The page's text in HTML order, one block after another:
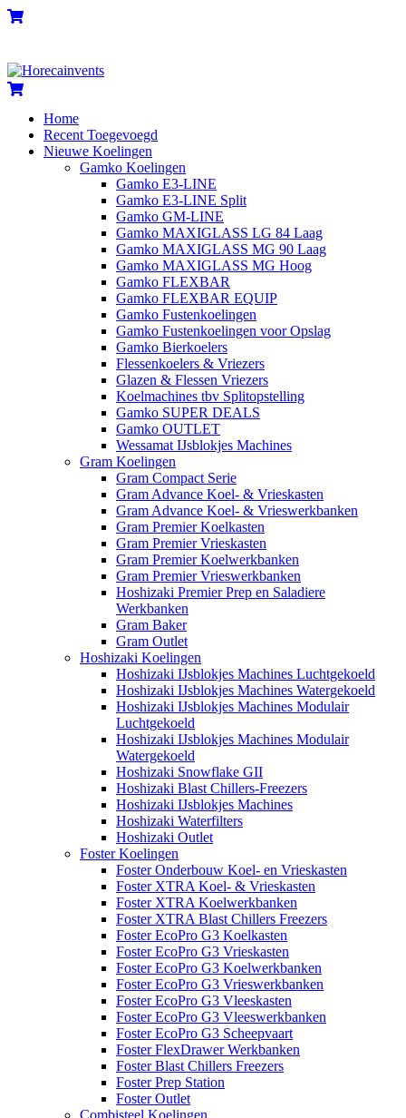
Skip
MenuCart
Cart
Home
Recent Toegevoegd
Nieuwe Koelingen
Gamko Koelingen
Gamko E3-LINE
Gamko E3-LINE Split
Gamko GM-LINE
Gamko MAXIGLASS LG 84 Laag
Gamko MAXIGLASS MG 90 Laag
Gamko MAXIGLASS MG Hoog
Gamko FLEXBAR
Gamko FLEXBAR EQUIP
Gamko Fustenkoelingen
Gamko Fustenkoelingen voor Opslag
Gamko Bierkoelers
Flessenkoelers & Vriezers
Glazen & Flessen Vriezers
Koelmachines tbv Splitopstelling
Gamko SUPER DEALS
Gamko OUTLET
Wessamat IJsblokjes Machines
Gram Koelingen
Gram Compact Serie
Gram Advance Koel- & Vrieskasten
Gram Advance Koel- & Vrieswerkbanken
Gram Premier Koelkasten
Gram Premier Vrieskasten
Gram Premier Koelwerkbanken
Gram Premier Vrieswerkbanken
Hoshizaki Premier Prep en Saladiere
Werkbanken
Gram Baker
Gram Outlet
Hoshizaki Koelingen
Hoshizaki IJsblokjes Machines Luchtgekoeld
Hoshizaki IJsblokjes Machines Watergekoeld
Hoshizaki IJsblokjes Machines Modulair
Luchtgekoeld
Hoshizaki IJsblokjes Machines Modulair
Watergekoeld
Hoshizaki Snowflake GII
Hoshizaki Blast Chillers-Freezers
Hoshizaki IJsblokjes Machines
Hoshizaki Waterfilters
Hoshizaki Outlet
Foster Koelingen
Foster Onderbouw Koel- en Vrieskasten
Foster XTRA Koel- & Vrieskasten
Foster XTRA Koelwerkbanken
Foster XTRA Blast Chillers Freezers
Foster EcoPro G3 Koelkasten
Foster EcoPro G3 Vrieskasten
Foster EcoPro G3 Koelwerkbanken
Foster EcoPro G3 Vrieswerkbanken
Foster EcoPro G3 Vleeskasten
Foster EcoPro G3 Vleeswerkbanken
Foster EcoPro G3 Scheepvaart
Foster FlexDrawer Werkbanken
Foster Blast Chillers Freezers
Foster Prep Station
Foster Outlet
Combisteel Koelingen